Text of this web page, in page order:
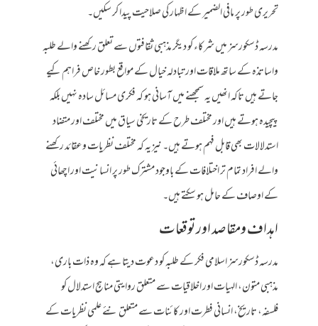
تحریری طور پر مافی الضمیر کے اظہار کی صلاحیت پیدا کر سکیں۔
مدرسہ ڈسکورسز میں شرکاء کو دیگر مذہبی ثقافتوں سے تعلق رکھنے والے طلبہ
واساتذہ کے ساتھ ملاقات اور تبادلہ خیال کے مواقع بطور خاص فراہم کیے
جاتے ہیں تاکہ انھیں یہ سمجھنے میں آسانی ہو کہ فکری مسائل سادہ نہیں بلکہ
پیچیدہ ہوتے ہیں اور مختلف طرح کے تاریخی سیاق میں مختلف اور متضاد
استدلالات بھی قابل فہم ہوتے ہیں۔ نیز یہ کہ مختلف نظریات وعقائد رکھنے
والے افراد تمام تر اختلافات کے باوجود مشترک طور پر انسانیت اور اچھائی
کے اوصاف کے حامل ہو سکتے ہیں۔
اہداف ومقاصد اور توقعات
مدرسہ ڈسکورسز اسلامی فکر کے طلبہ کو دعوت دیتا ہے کہ وہ ذات باری،
مذہبی متون، الہیات اور اخلاقیات سے متعلق روایتی مناہج استدلال کو
فلسفہ، تاریخ، انسانی فطرت اور کائنات سے متعلق نئے علمی نظریات کے